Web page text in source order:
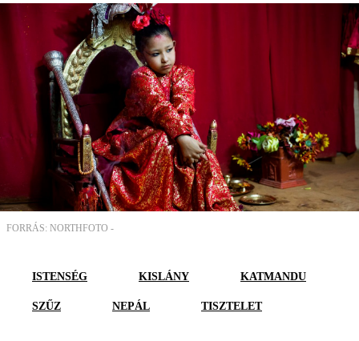
FORRÁS: NORTHFOTO -
ISTENSÉG KISLÁNY KATMANDU
SZŰZ NEPÁL TISZTELET